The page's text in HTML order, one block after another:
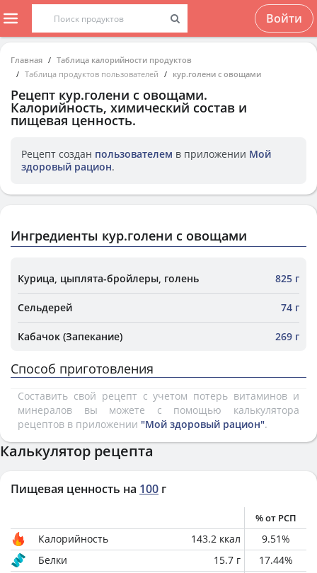
Войти
Главная
Таблица калорийности продуктов
Таблица продуктов пользователей
кур.голени с овощами
Рецепт кур.голени с овощами.
Калорийность, химический состав и
пищевая ценность.
Рецепт создан пользователем в приложении Мой
здоровый рацион.
Ингредиенты кур.голени с овощами
Курица, цыплята-бройлеры, голень 825 г
Сельдерей 74 г
Кабачок (Запекание) 269 г
Способ приготовления
Составить свой рецепт с учетом потерь витаминов и
минералов вы можете с помощью калькулятора
рецептов в приложении "Мой здоровый рацион".
Калькулятор рецепта
Пищевая ценность на 100 г
% от РСП
Калорийность 143.2 ккал 9.51%
Белки
15.7 г 17.44%